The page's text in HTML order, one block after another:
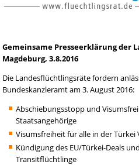
Gemeinsame Presseerklärung der
Magdeburg, 3.8.2016
Die Landesflüchtlingsräte fordern
Bundeskanzleramt am 3. August 2016:
Abschiebungsstopp und
Staatsangehörige
Visumsfreiheit für alle in der Türkei
Kündigung des EU/Türkei-Deals
Transitflüchtlinge